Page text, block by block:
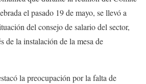
el pasado 19 de mayo, se llevó a
del consejo de salario del sector,
de la instalación de la mesa de
la preocupación por la falta de